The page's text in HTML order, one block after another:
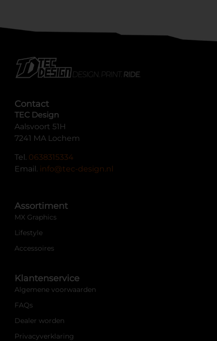
Contact
TEC Design
Aalsvoort 51H
7241 MA Lochem
Tel. 0638315334
Email. info@tec-design.nl
Assortiment
MX Graphics
Lifestyle
Accessoires
Klantenservice
Algemene voorwaarden
FAQs
Dealer worden
Privacyverklaring